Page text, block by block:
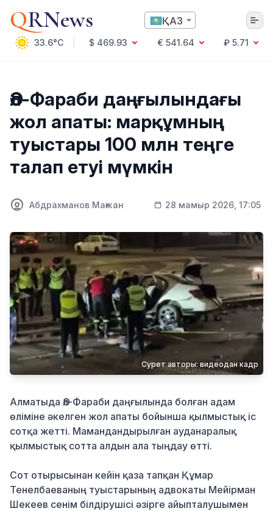
QRNews ҚАЗ
33.6°C $ 469.93 € 541.64
₽ 5.71
Саясат
Технология
Экономика
Қоғам
Білім және Ғылым
Спорт
Ауа райы
Денсаулық
Бизнес
Қылмыс
Әл-Фараби даңғылындағы
жол апаты: марқұмның
туыстары 100 млн теңге
талап етуі мүмкін
Абдрахманов Мағжан 28 мамыр 2026, 17:05
Сурет авторы: видеодан кадр
Алматыда Әл-Фараби даңғылында болған адам
өліміне әкелген жол апаты бойынша қылмыстық іс
сотқа жетті. Мамандандырылған ауданаралық
қылмыстық сотта алдын ала тыңдау өтті.
Сот отырысынан кейін қаза тапқан Құмар
Тенелбаеваның туыстарының адвокаты Мейірман
Шекеев сенім білдірушісі әзірге айыпталушымен